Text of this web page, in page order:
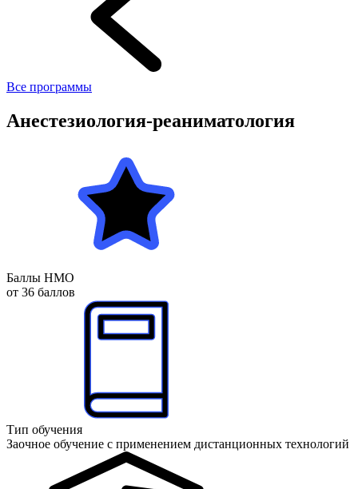
Все программы
Анестезиология-реаниматология
Баллы НМО
от 36 баллов
Тип обучения
Заочное обучение с применением дистанционных технологий